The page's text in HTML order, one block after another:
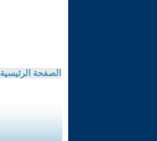
الصفحة الرئيسية